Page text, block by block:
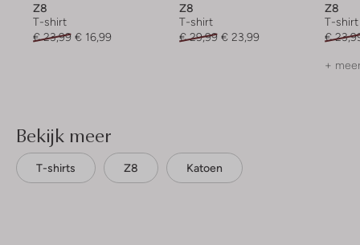
Z8
T-shirt
€ 23,99 € 16,99
Z8
T-shirt
€ 29,99 € 23,99
Z8
T-shirt
€
+
Bekijk meer
T-shirts Z8 Katoen